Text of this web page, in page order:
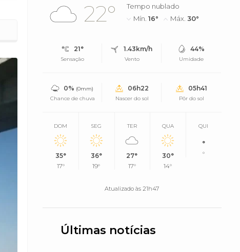
22°
Tempo nublado
Mín.16° Máx.30°
21°
Sensação
1.43km/h
Vento
44%
Umidade
0% (0mm)
Chance de chuva
06h22
Nascer do sol
05h41
Pôr do sol
DOM
35°
17°
SEG
36°
19°
TER
27°
17°
QUA
30°
14°
QUI
°
°
Atualizado às 21h47
Últimas notícias